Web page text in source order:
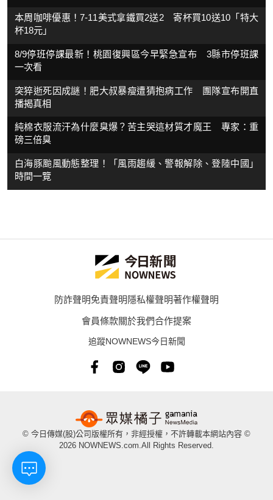
本周咖啡優惠！7-11美式拿鐵買2送2 寄杯買10送10「特大
杯18元」
8/9停班停課最新！桃園復興區今早緊急宣布 3縣市停班課
一次看
突猝逝死因成謎！肥大叔暴瘦遭猜抱病工作 團隊宣布開直
播揭真相
純棉衣服流汗為什麼臭爆？苦主哭這材質才魔王 專家：重
磅三倍臭
白海豚颱風動態整理！「風雨趨緩、警報解除、登陸中國」
時間一覽
防詐聲明免責聲明隱私權聲明著作權聲明
會員條款關於我們合作提案
追蹤NOWNEWS今日新聞
© 今日傳媒(股)公司版權所有，非經授權，不許轉載本網站內容 ©
2026 NOWNEWS.com.All Rights Reserved.